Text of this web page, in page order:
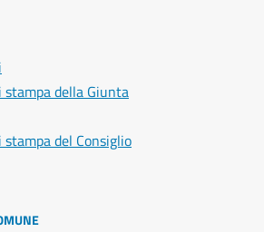
stampa della Giunta
del Consiglio